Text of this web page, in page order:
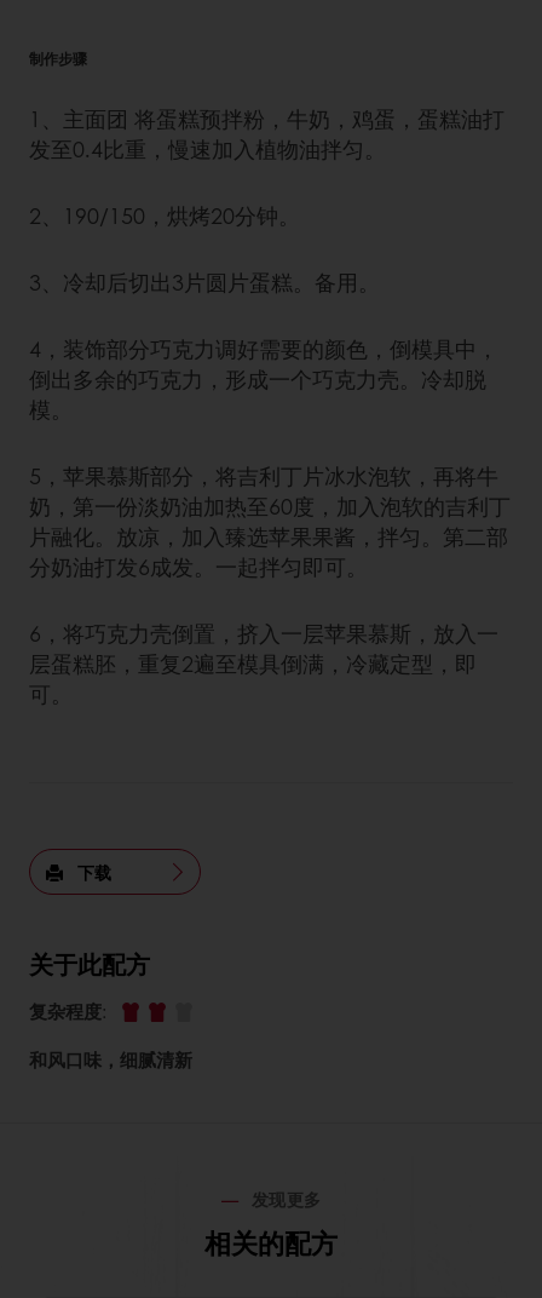
制作步骤
1、主面团 将蛋糕预拌粉，牛奶，鸡蛋，蛋糕油打
发至0.4比重，慢速加入植物油拌匀。
2、190/150，烘烤20分钟。
3、冷却后切出3片圆片蛋糕。备用。
4，装饰部分巧克力调好需要的颜色，倒模具中，
倒出多余的巧克力，形成一个巧克力壳。冷却脱
模。
5，苹果慕斯部分，将吉利丁片冰水泡软，再将牛
奶，第一份淡奶油加热至60度，加入泡软的吉利丁
片融化。放凉，加入臻选苹果果酱，拌匀。第二部
分奶油打发6成发。一起拌匀即可。
6，将巧克力壳倒置，挤入一层苹果慕斯，放入一
层蛋糕胚，重复2遍至模具倒满，冷藏定型，即
可。
下载
关于此配方
复杂程度:
和风口味，细腻清新
发现更多
相关的配方